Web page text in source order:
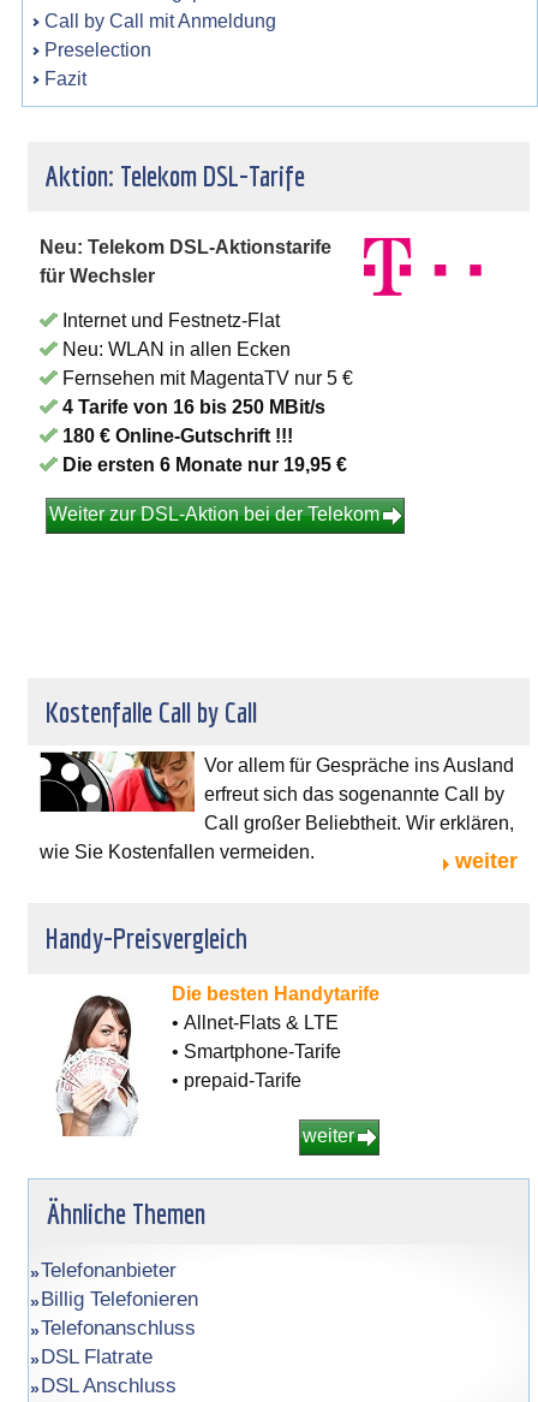
Call by Call mit Anmeldung
Preselection
Fazit
Aktion: Telekom DSL-Tarife
Neu: Telekom DSL-Aktionstarife
für Wechsler
Internet und Festnetz-Flat
Neu: WLAN in allen Ecken
Fernsehen mit MagentaTV nur 5 €
4 Tarife von 16 bis 250 MBit/s
180 € Online-Gutschrift !!!
Die ersten 6 Monate nur 19,95 €
Weiter zur DSL-Aktion bei der Telekom
Kostenfalle Call by Call
Vor allem für Gespräche ins Ausland
erfreut sich das sogenannte Call by
Call großer Beliebtheit. Wir erklären,
wie Sie Kostenfallen vermeiden.
weiter
Handy-Preisvergleich
Die besten Handytarife
• Allnet-Flats & LTE
• Smartphone-Tarife
• prepaid-Tarife
weiter
Ähnliche Themen
Telefonanbieter
Billig Telefonieren
Telefonanschluss
DSL Flatrate
DSL Anschluss